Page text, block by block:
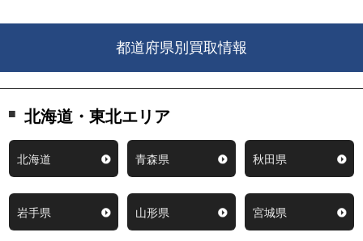
都道府県別買取情報
北海道・東北エリア
北海道 青森県 秋田県
岩手県 山形県 宮城県